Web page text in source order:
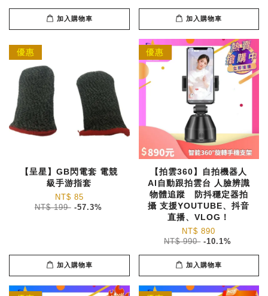
加入購物車 加入購物車
優惠
【呈星】GB閃電套 電競
級手游指套
NT$ 85
NT$ 199 -57.3%
加入購物車
優惠
【拍雲360】自拍機器人
AI自動跟拍雲台 人臉辨識
物體追蹤 防抖穩定器拍
攝 支援YOUTUBE、抖音
直播、VLOG！
NT$ 890
NT$ 990 -10.1%
加入購物車